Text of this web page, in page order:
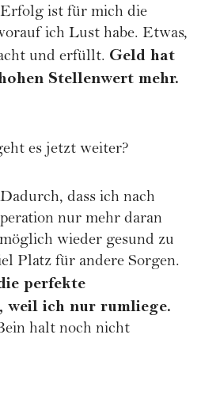
Erfolg ist für mich die
ich Lust habe. Etwas,
und erfüllt. Geld hat
Stellenwert mehr.
es jetzt weiter?
Dadurch, dass ich nach
nur mehr daran
wieder gesund zu
Platz für andere Sorgen.
perfekte
weil ich nur rumliege.
halt noch nicht